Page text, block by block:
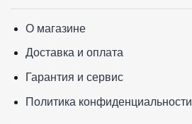
О магазине
Доставка и оплата
Гарантия и сервис
Политика конфиденциальности